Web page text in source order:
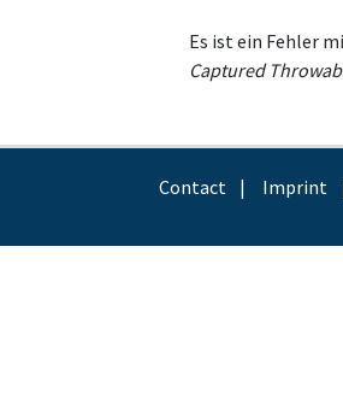
Es ist ein Fehler
Captured
Contact Imprint